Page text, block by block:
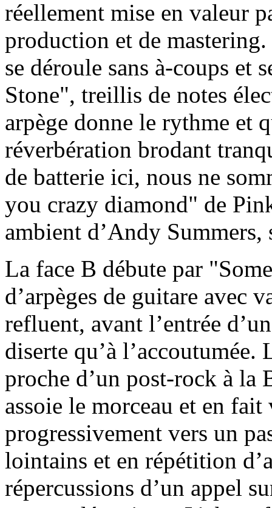
réellement mise en valeur
production et de
se déroule sans à-coups et
Stone", treillis de notes
arpège donne le rythme et
réverbération brodant
de batterie ici, nous ne
you crazy diamond" de
ambient d’Andy
La face B débute par
d’arpèges de guitare avec
refluent, avant l’entrée
diserte qu’à
proche d’un post-rock à la
assoie le morceau et en
progressivement vers un
lointains et en répétition
répercussions d’un appel